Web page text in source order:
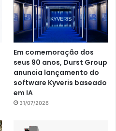
Em comemoração dos
seus 90 anos, Durst Group
anuncia lançamento do
software Kyveris baseado
em IA
31/07/2026